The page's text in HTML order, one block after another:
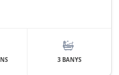
3 BANYS